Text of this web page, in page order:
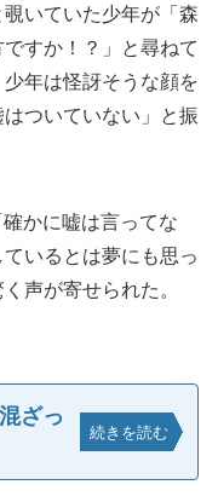
いていた少年が「森
すか！？」と尋ねて
年は怪訝そうな顔を
ついていない」と振
かに嘘は言ってな
いるとは夢にも思っ
声が寄せられた。
ざっ
続きを読む